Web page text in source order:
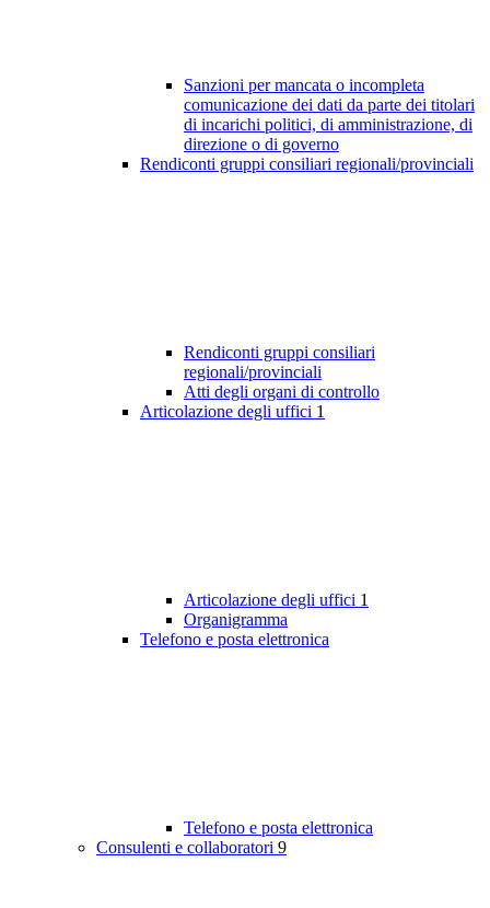
Sanzioni per mancata o incompleta
comunicazione dei dati da parte dei titolari
di incarichi politici, di amministrazione, di
direzione o di governo
Rendiconti gruppi consiliari regionali/provinciali
Rendiconti gruppi consiliari
regionali/provinciali
Atti degli organi di controllo
Articolazione degli uffici 1
Articolazione degli uffici 1
Organigramma
Telefono e posta elettronica
Telefono e posta elettronica
Consulenti e collaboratori 9